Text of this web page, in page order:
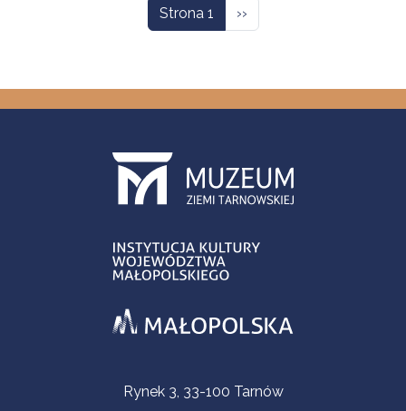
Strona 1 Następna strona
››
Informacje kontaktoweRynek 3, 33-100 Tarnów